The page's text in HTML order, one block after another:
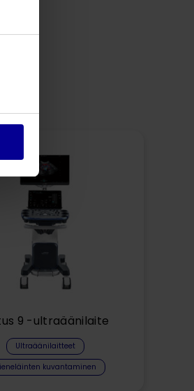
9 -ultraäänilaite
Ultraäänilaitteet
kuvantaminen